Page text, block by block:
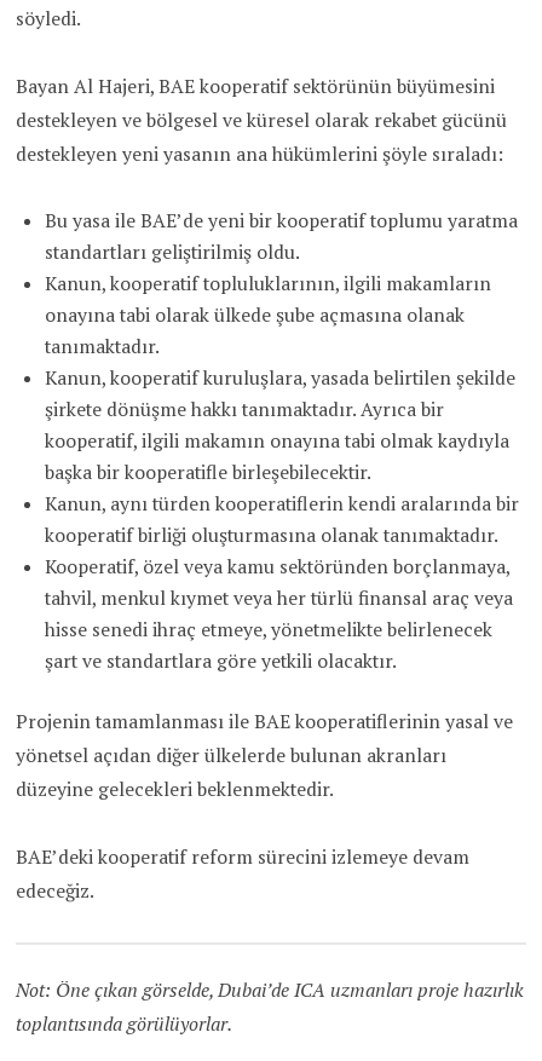
söyledi.
Bayan Al Hajeri, BAE kooperatif sektörünün büyümesini
destekleyen ve bölgesel ve küresel olarak rekabet gücünü
destekleyen yeni yasanın ana hükümlerini şöyle sıraladı:
Bu yasa ile BAE’de yeni bir kooperatif toplumu yaratma
standartları geliştirilmiş oldu.
Kanun, kooperatif topluluklarının, ilgili makamların
onayına tabi olarak ülkede şube açmasına olanak
tanımaktadır.
Kanun, kooperatif kuruluşlara, yasada belirtilen şekilde
şirkete dönüşme hakkı tanımaktadır. Ayrıca bir
kooperatif, ilgili makamın onayına tabi olmak kaydıyla
başka bir kooperatifle birleşebilecektir.
Kanun, aynı türden kooperatiflerin kendi aralarında bir
kooperatif birliği oluşturmasına olanak tanımaktadır.
Kooperatif, özel veya kamu sektöründen borçlanmaya,
tahvil, menkul kıymet veya her türlü finansal araç veya
hisse senedi ihraç etmeye, yönetmelikte belirlenecek
şart ve standartlara göre yetkili olacaktır.
Projenin tamamlanması ile BAE kooperatiflerinin yasal ve
yönetsel açıdan diğer ülkelerde bulunan akranları
düzeyine gelecekleri beklenmektedir.
BAE’deki kooperatif reform sürecini izlemeye devam
edeceğiz.
Not: Öne çıkan görselde, Dubai’de ICA uzmanları proje hazırlık
toplantısında görülüyorlar.